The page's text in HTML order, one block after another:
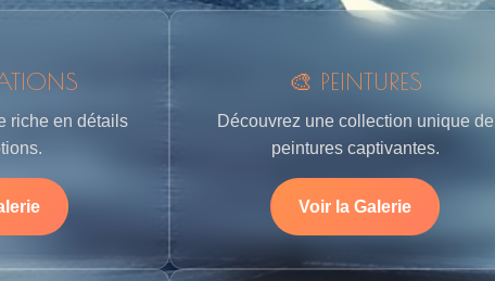
riche en détails
🎨 PEINTURES
Découvrez une collection unique de
peintures captivantes.
Voir la Galerie